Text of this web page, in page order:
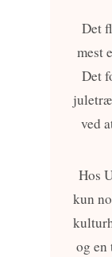
Det
mest
Det
ved
Hos
kun
og